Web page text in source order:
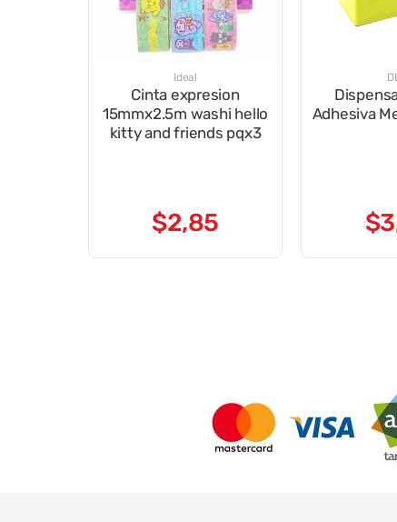
Ideal
Cinta expresion
15mmx2.5m washi hello
kitty and friends pqx3
$2,85
Adhesiva
$3